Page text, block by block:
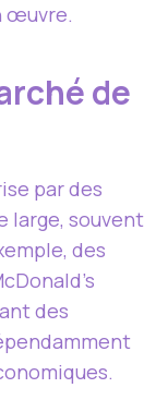
œuvre.
de
par des
large, souvent
des
des